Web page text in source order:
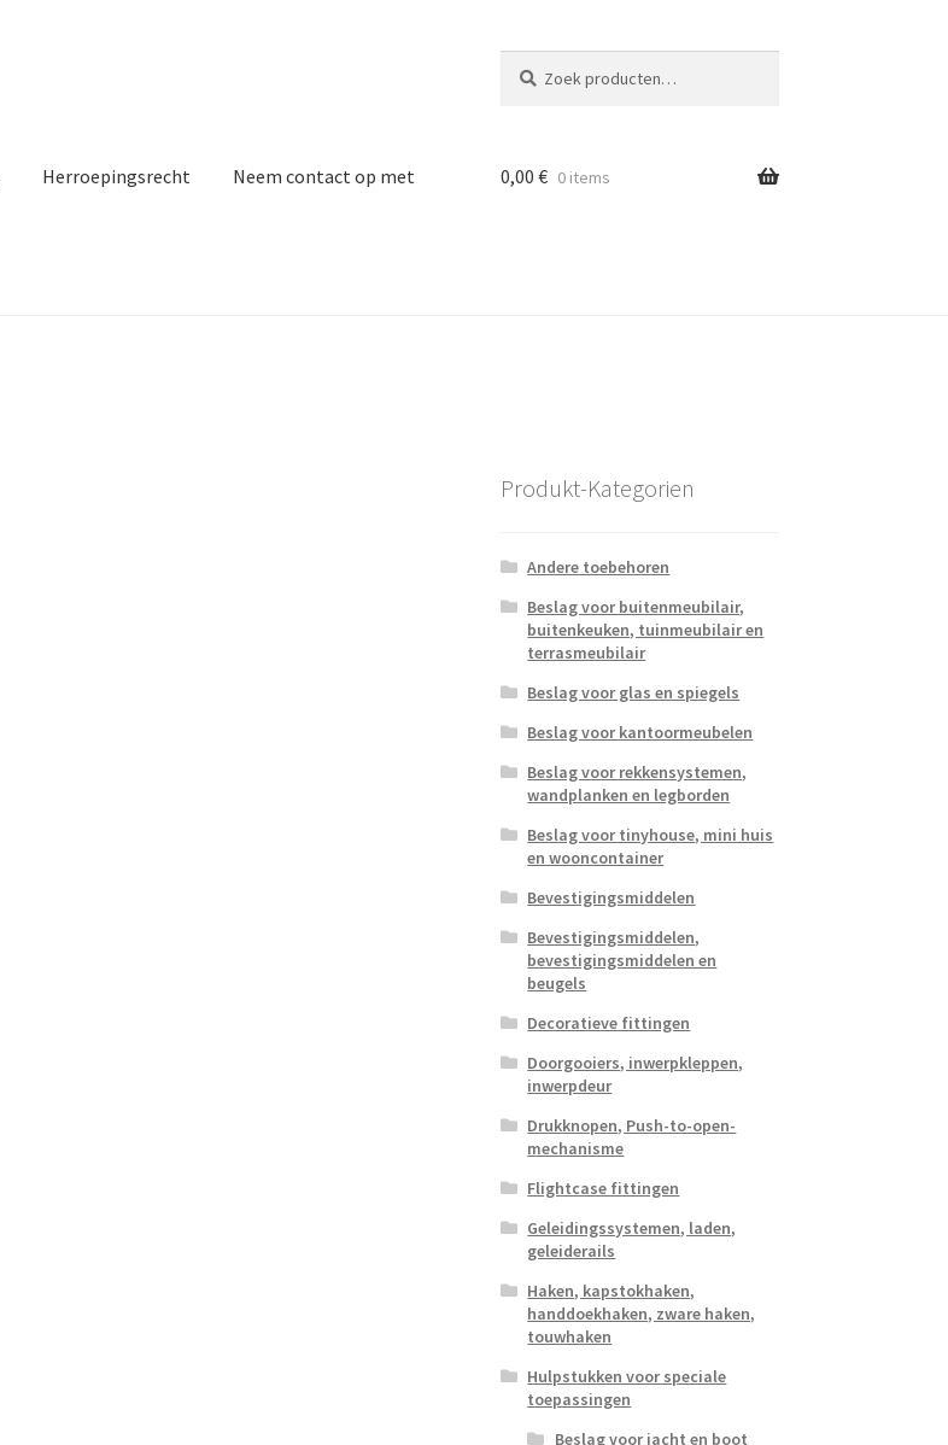
naar:
Herroepingsrecht Neem contact op met 0,00 € 0 items
Produkt-Kategorien
Andere toebehoren
Beslag voor buitenmeubilair,
buitenkeuken, tuinmeubilair en
terrasmeubilair
Beslag voor glas en spiegels
Beslag voor kantoormeubelen
Beslag voor rekkensystemen,
wandplanken en legborden
Beslag voor tinyhouse, mini huis
en wooncontainer
Bevestigingsmiddelen
Bevestigingsmiddelen,
bevestigingsmiddelen en
beugels
Decoratieve fittingen
Doorgooiers, inwerpkleppen,
inwerpdeur
Drukknopen, Push-to-open-
mechanisme
Flightcase fittingen
Geleidingssystemen, laden,
geleiderails
Haken, kapstokhaken,
handdoekhaken, zware haken,
touwhaken
Hulpstukken voor speciale
toepassingen
Beslag voor jacht en boot